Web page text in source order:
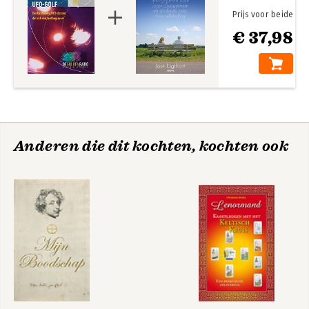
€ 37,98
Prijs voor beide
Anderen die dit kochten, kochten ook